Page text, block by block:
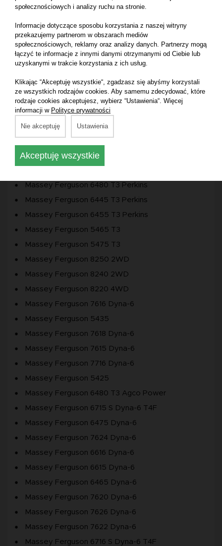
Massey Ferguson 6490 T2 Agco Power
Massey Ferguson 6485 T2
Massey Ferguson 6445 T2
Massey Ferguson 6455 T2 Perkins
Massey Ferguson 6460 T2 Perkins
Massey Ferguson 6470 T2 Perkins
Massey Ferguson 5470
Massey Ferguson 5455 T3
Massey Ferguson 6485 T3
Massey Ferguson 6470 T3 Agco Power
Massey Ferguson 6460 T3 Agco Power
Massey Ferguson 6480 T3 Perkins
Massey Ferguson 6445 T3 Perkins
Massey Ferguson 6455 T3 Perkins
Massey Ferguson 5465 T3
Massey Ferguson 5475 T3
Massey Ferguson 8250 2WD
Massey Ferguson 8240 2WD
Massey Ferguson 8220 4WD
Massey Ferguson 7616 Dyna-6
Massey Ferguson 5435
Massey Ferguson 7618 Dyna-6
Massey Ferguson 7615 Dyna-6
Massey Ferguson 7716 Dyna-6
Massey Ferguson 5425
Massey Ferguson 6480 T3 Agco Power
Massey Ferguson 6715 S Dyna-6 T4F
Massey Ferguson 6475 Dyna-6
Massey Ferguson 7624 Dyna-6
Massey Ferguson 6616 Dyna-6
Massey Ferguson 6615 Dyna-6
Massey Ferguson 6465 Dyna-6
Massey Ferguson 7620 Dyna-6
Massey Ferguson 7626 Dyna-6
Massey Ferguson 7622 Dyna-6
Massey Ferguson 6716 S Dyna-6 T4F
społecznościowych i analizy ruchu na stronie.
Informacje dotyczące sposobu korzystania z naszej witryny
przekazujemy partnerom w obszarach mediów
społecznościowych, reklamy oraz analizy danych. Partnerzy mogą
łączyć te informacje z innymi danymi otrzymanymi od Ciebie lub
uzyskanymi w trakcie korzystania z ich usług.
Klikając “Akceptuję wszystkie“, zgadzasz się abyśmy korzystali
ze wszystkich rodzajów cookies. Aby samemu zdecydować, które
rodzaje cookies akceptujesz, wybierz “Ustawienia“. Więcej
informacji w Polityce prywatności
Nie akceptuję Ustawienia
Akceptuję wszystkie